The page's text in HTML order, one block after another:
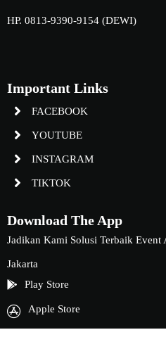
HP. 0813-9390-9154 (DEWI)
Important Links
FACEBOOK
YOUTUBE
INSTAGRAM
TIKTOK
Download The App
Jadikan Kami Solusi Terbaik Event
Jakarta
Play Store
Apple Store